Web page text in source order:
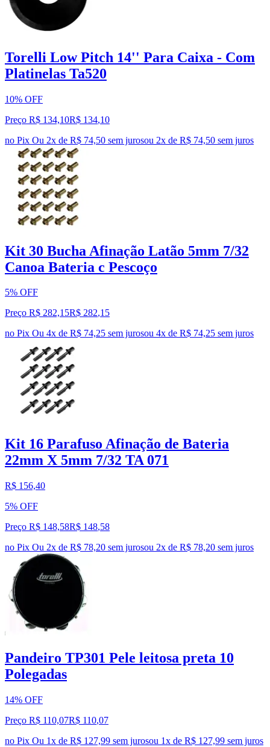
Torelli Low Pitch 14'' Para Caixa - Com
Platinelas Ta520
10% OFF
Preço R$ 134,10R$ 134,10
no Pix Ou 2x de R$ 74,50 sem jurosou 2x de R$ 74,50 sem juros
Kit 30 Bucha Afinação Latão 5mm 7/32
Canoa Bateria c Pescoço
5% OFF
Preço R$ 282,15R$ 282,15
no Pix Ou 4x de R$ 74,25 sem jurosou 4x de R$ 74,25 sem juros
Kit 16 Parafuso Afinação de Bateria
22mm X 5mm 7/32 TA 071
R$ 156,40
5% OFF
Preço R$ 148,58R$ 148,58
no Pix Ou 2x de R$ 78,20 sem jurosou 2x de R$ 78,20 sem juros
Pandeiro TP301 Pele leitosa preta 10
Polegadas
14% OFF
Preço R$ 110,07R$ 110,07
no Pix Ou 1x de R$ 127,99 sem jurosou 1x de R$ 127,99 sem juros